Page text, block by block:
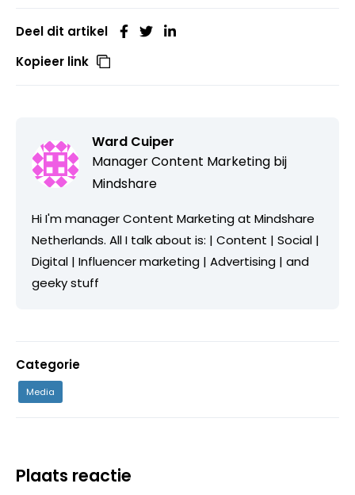
Deel dit artikel
Kopieer link
Ward Cuiper
Manager Content Marketing bij
Mindshare
Hi I'm manager Content Marketing at Mindshare
Netherlands. All I talk about is: | Content | Social |
Digital | Influencer marketing | Advertising | and
geeky stuff
Categorie
Media
Plaats reactie